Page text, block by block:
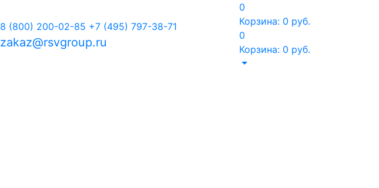
8 (800) 200-02-85 +7 (495) 797-38-71
zakaz@rsvgroup.ru
0
Корзина: 0 руб.
0
Корзина: 0 руб.